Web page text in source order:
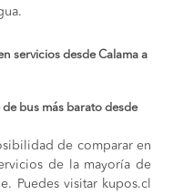
servicios desde Calama a
bus más barato desde
de comparar en
de la mayoría de
Puedes visitar kupos.cl